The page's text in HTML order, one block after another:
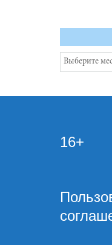
Архивы
16+